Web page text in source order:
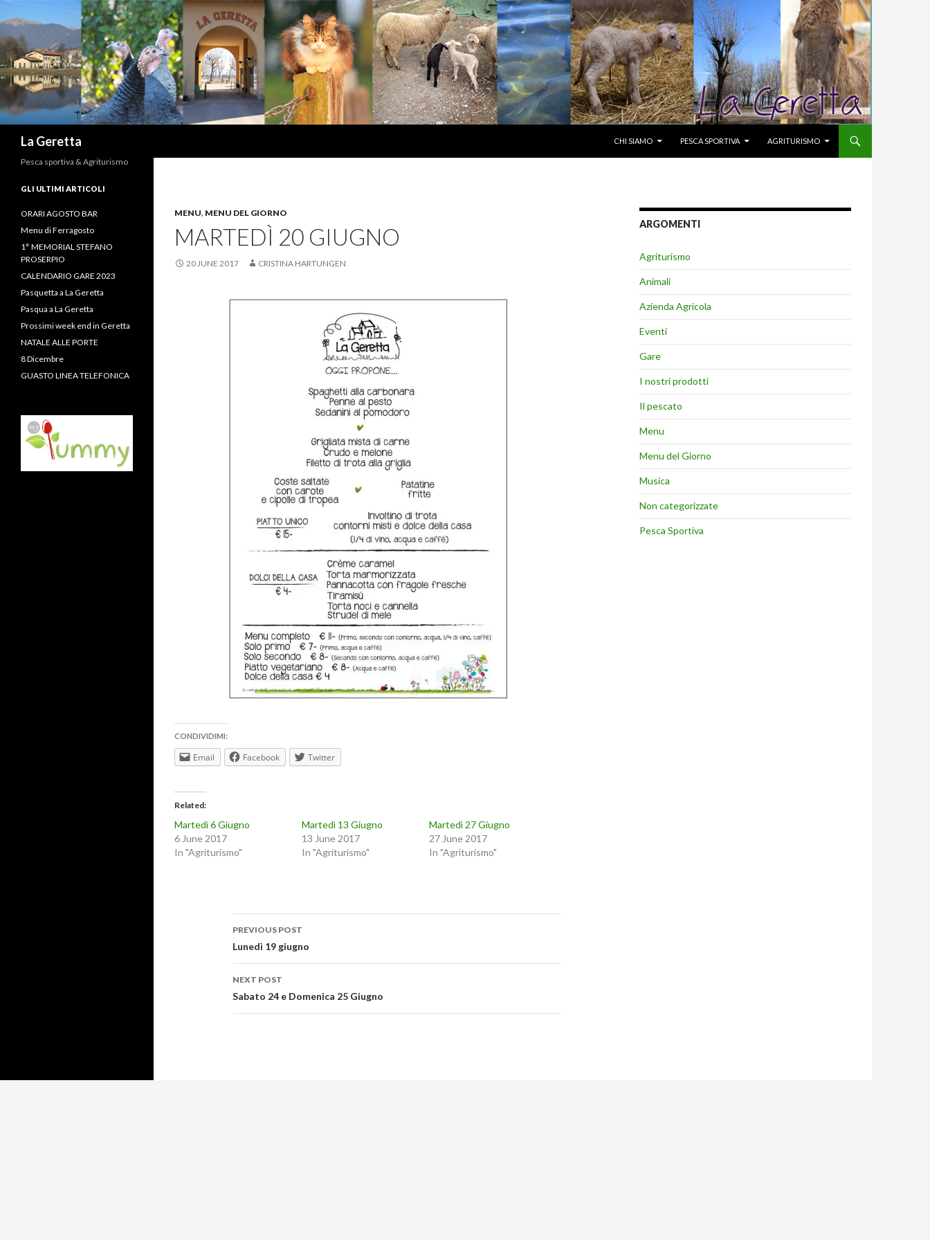
La Geretta
CHI SIAMO
PESCA SPORTIVA AGRITURISMO
MENU, MENU DEL GIORNO
MARTEDÌ 20 GIUGNO
20 JUNE 2017 CRISTINA HARTUNGEN
CONDIVIDIMI:
Email Facebook Twitter
Related
Martedì 6 Giugno
6 June 2017
In "Agriturismo"
Martedì 13 Giugno
13 June 2017
In "Agriturismo"
Martedì 27 Giugno
27 June 2017
In "Agriturismo"
Post
navigation
PREVIOUS POST
Lunedì 19 giugno
NEXT POST
Sabato 24 e Domenica 25 Giugno
ARGOMENTI
Agriturismo
Animali
Azienda Agricola
Eventi
Gare
I nostri prodotti
Il pescato
Menu
Menu del Giorno
Musica
Non categorizzate
Pesca Sportiva
Pesca sportiva & Agriturismo
GLI ULTIMI ARTICOLI
ORARI AGOSTO BAR
Menu di Ferragosto
1° MEMORIAL STEFANO
PROSERPIO
CALENDARIO GARE 2023
Pasquetta a La Geretta
Pasqua a La Geretta
Prossimi week end in Geretta
NATALE ALLE PORTE
8 Dicembre
GUASTO LINEA TELEFONICA